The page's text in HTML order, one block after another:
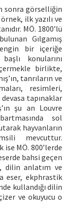
sonra görselliğin
ilk yazılı ve
MÖ. 1800’lü
Gılgamış
bir içeriğe
konularını
birlikte,
tanrıların ve
resimleri,
tapınaklar
şu an Louvre
sol
hayvanların
mevcuttur.
MÖ. 800’lerde
bahsi geçen
dilin anlatım ve
eser, ekphrastik
kullandığı dilin
ve okuyucu o